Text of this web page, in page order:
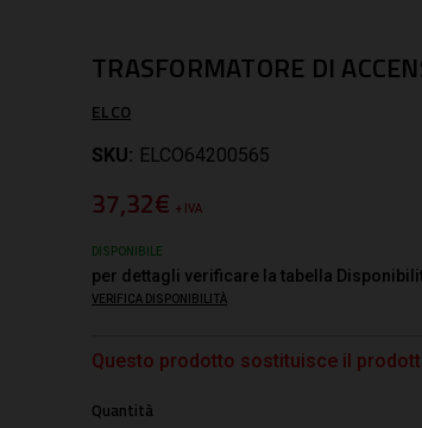
TRASFORMATORE DI
ELCO
SKU: ELCO64200565
37,32€+ IVA
DISPONIBILE
per dettagli verificare la tabella
VERIFICA DISPONIBILITÀ
Questo prodotto sostituisce il
Quantità